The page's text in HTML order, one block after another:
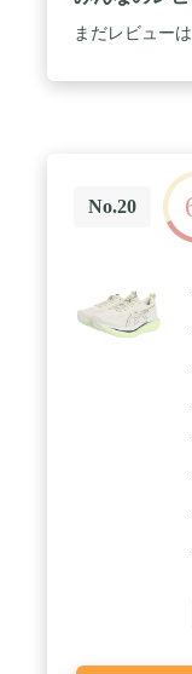
まだレビュー
No.20